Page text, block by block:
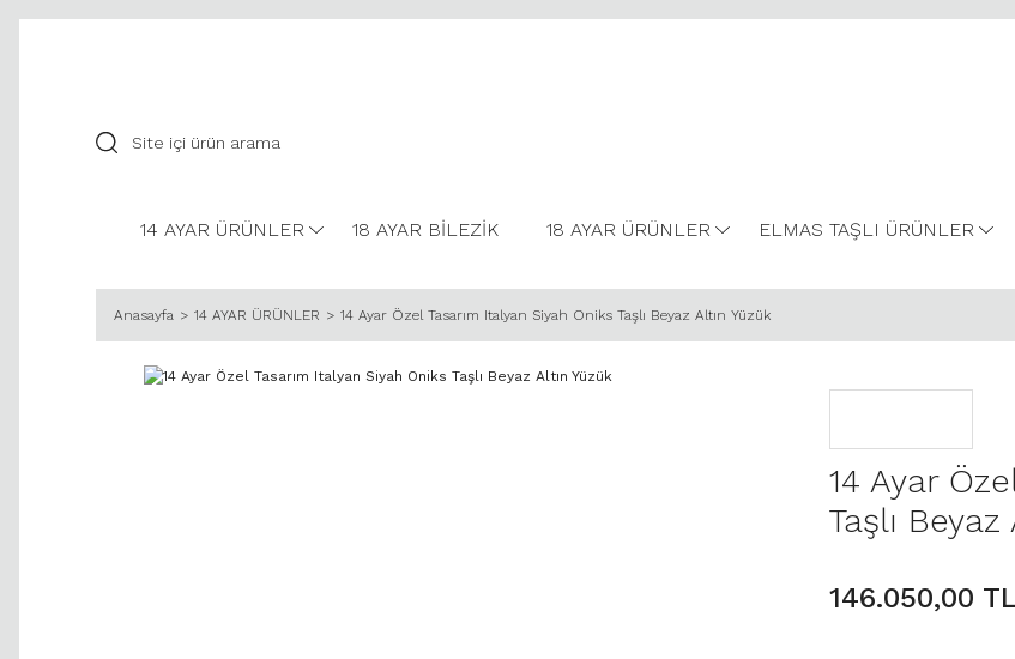
14 AYAR ÜRÜNLER 18 AYAR BİLEZİK 18 AYAR ÜRÜNLER ELMAS TAŞLI ÜRÜNLER
Anasayfa 14 AYAR ÜRÜNLER 14 Ayar Özel Tasarım Italyan Siyah Oniks Taşlı Beyaz Altın Yüzük
14 Ayar
Taşlı
146.050,00